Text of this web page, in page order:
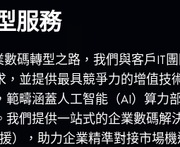
服務
碼轉型之路，我們與客戶IT
並提供最具競爭力的增值技
疇涵蓋人工智能（AI）算力
們提供一站式的企業數碼解
），助力企業精準對接市場